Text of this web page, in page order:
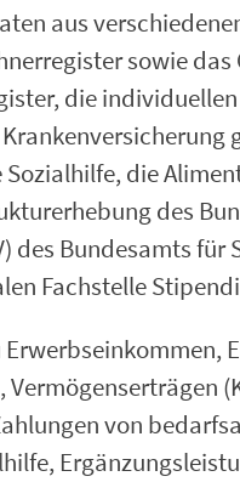
aus
sowie das
die individuellen
die
des
des Bundesamts für
Fachstelle
von